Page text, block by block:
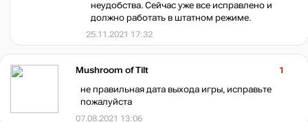
неудобства. Сейчас уже все исправлено и
должно работать в штатном режиме.
25.11.2021 17:32
Mushroom of Tilt
1
не правильная дата выхода игры, исправьте
пожалуйста
07.08.2021 13:06